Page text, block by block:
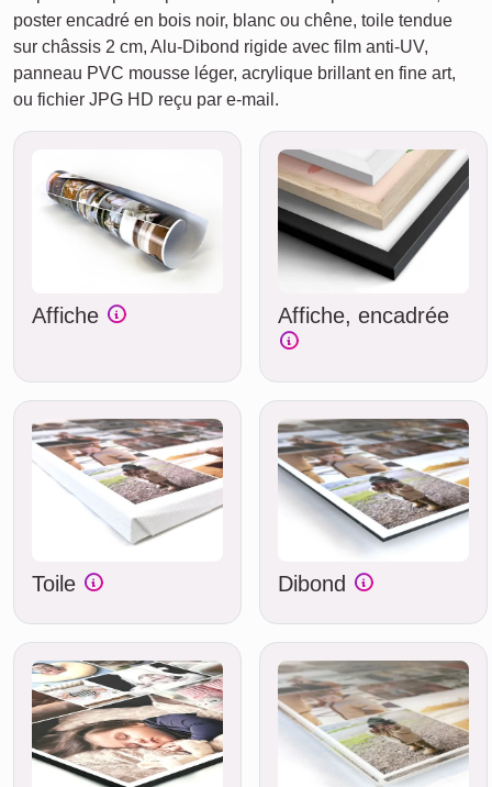
poster encadré en bois noir, blanc ou chêne, toile tendue
sur châssis 2 cm, Alu-Dibond rigide avec film anti-UV,
panneau PVC mousse léger, acrylique brillant en fine art,
ou fichier JPG HD reçu par e-mail.
Affiche Affiche, encadrée
Toile Dibond